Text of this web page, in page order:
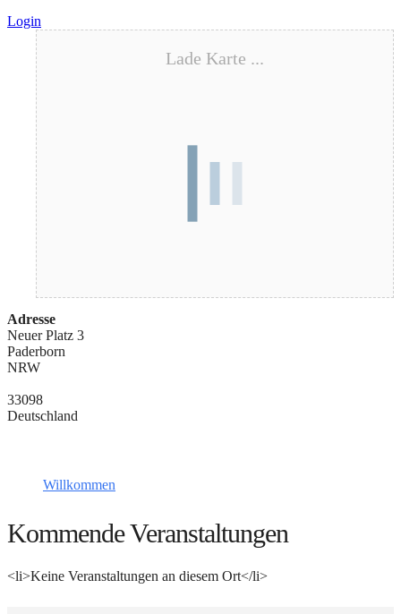
Login
Lade Karte ...
Adresse
Neuer Platz 3
Paderborn
NRW
33098
Deutschland
Willkommen
Kommende Veranstaltungen
<li>Keine Veranstaltungen an diesem Ort</li>